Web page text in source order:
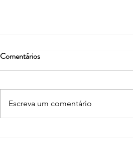
Comentários
Escreva um comentário